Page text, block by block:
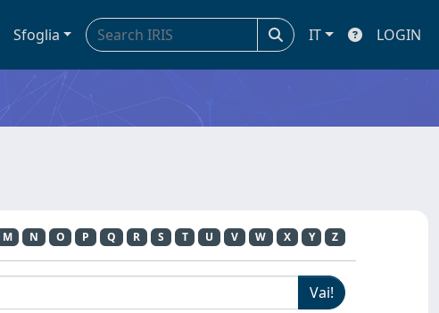
Sfoglia IT LOGIN
M N O P Q R S T U V W X Y Z